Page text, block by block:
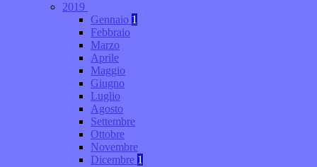
2019
Gennaio 1
Febbraio
Marzo
Aprile
Maggio
Giugno
Luglio
Agosto
Settembre
Ottobre
Novembre
Dicembre 1